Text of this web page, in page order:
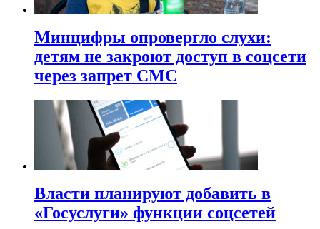
Минцифры опровергло слухи:
детям не закроют доступ в соцсети
через запрет СМС
Власти планируют добавить в
«Госуслуги» функции соцсетей